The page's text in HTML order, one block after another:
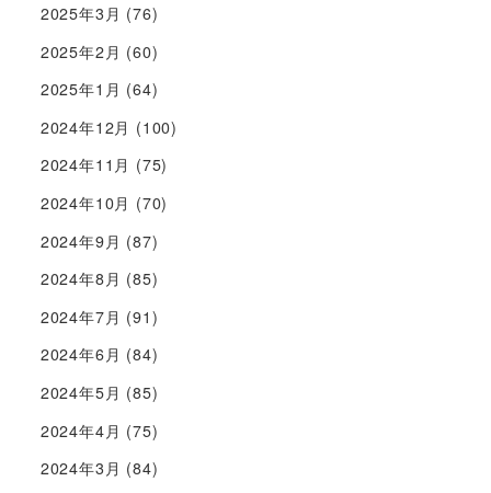
2025年3月 (76)
2025年2月 (60)
2025年1月 (64)
2024年12月 (100)
2024年11月 (75)
2024年10月 (70)
2024年9月 (87)
2024年8月 (85)
2024年7月 (91)
2024年6月 (84)
2024年5月 (85)
2024年4月 (75)
2024年3月 (84)